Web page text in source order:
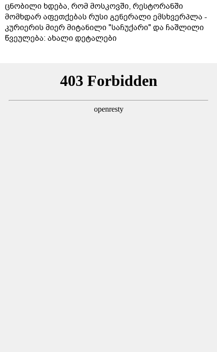
ცნობილი ხდება, რომ მოსკოვში, რესტორანში
მომხდარ აფეთქებას რუსი გენერალი ემსხვერპლა -
კურიერის მიერ მიტანილი "საჩუქარი" და ჩაშლილი
წვეულება: ახალი დეტალები